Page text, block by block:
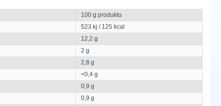
100 g produktu
523 kj / 125 kcal
12,2 g
2 g
2,8 g
<0,4 g
0,9 g
0,9 g